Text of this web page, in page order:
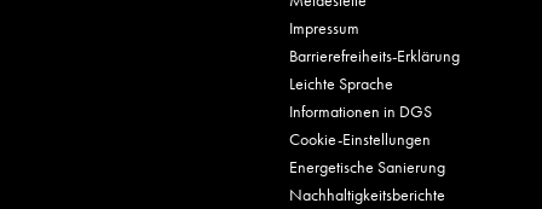
Impressum
Barrierefreiheits-Erklärung
Leichte Sprache
Informationen in DGS
Cookie-Einstellungen
Energetische Sanierung
Nachhaltigkeitsberichte